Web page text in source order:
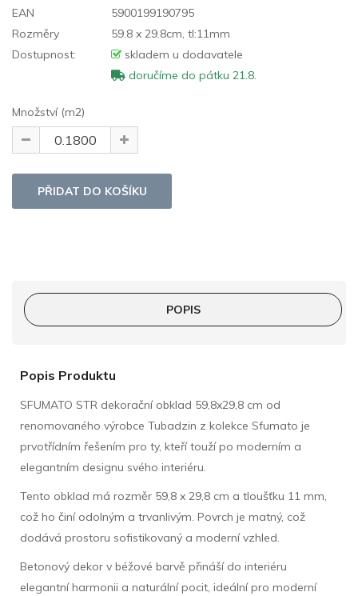
EAN
5900199190795
Rozměry
59.8 x 29.8cm, tl:11mm
Dostupnost:
skladem u dodavatele
doručíme do pátku 21.8.
Množství (m2)
POPIS
Popis Produktu
SFUMATO STR dekorační obklad 59,8x29,8 cm od
renomovaného výrobce Tubadzin z kolekce Sfumato je
prvotřídním řešením pro ty, kteří touží po moderním a
elegantním designu svého interiéru.
Tento obklad má rozměr 59,8 x 29,8 cm a tloušťku 11 mm,
což ho činí odolným a trvanlivým. Povrch je matný, což
dodává prostoru sofistikovaný a moderní vzhled.
Betonový dekor v béžové barvě přináší do interiéru
elegantní harmonii a naturální pocit, ideální pro moderní